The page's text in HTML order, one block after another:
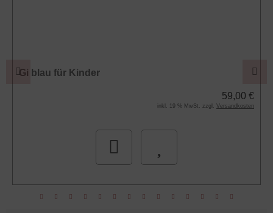
Gi blau für Kinder
59,00 €
inkl. 19 % MwSt. zzgl. Versandkosten